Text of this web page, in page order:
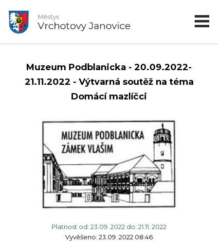
Muzeum Podblanicka - 20.09.2022-
21.11.2022 - Výtvarná soutěž na téma
Domácí mazlíčci
Platnost od: 23.09. 2022 do: 21.11. 2022
Vyvěšeno: 23.09. 2022 08:46